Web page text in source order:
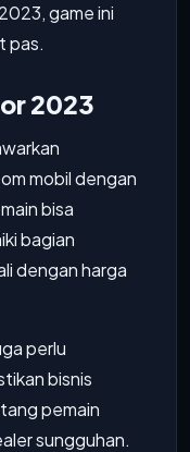
game ini
pas.
2023
mobil dengan
bisa
bagian
dengan harga
perlu
bisnis
pemain
sungguhan.